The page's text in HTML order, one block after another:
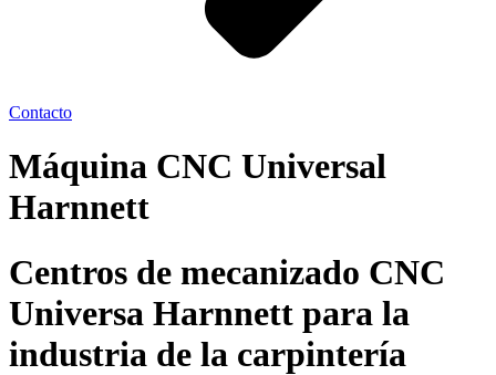
Contacto
Máquina CNC Universal
Harnnett
Centros de mecanizado CNC
Universa Harnnett para la
industria de la carpintería